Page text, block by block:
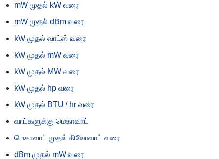
mW முதல் kW வரை
mW முதல் dBm வரை
kW முதல் வாட்ஸ் வரை
kW முதல் mW வரை
kW முதல் MW வரை
kW முதல் hp வரை
kW முதல் BTU / hr வரை
வாட்களுக்கு மெகாவாட்
மெகாவாட் முதல் கிலோவாட் வரை
dBm முதல் mW வரை